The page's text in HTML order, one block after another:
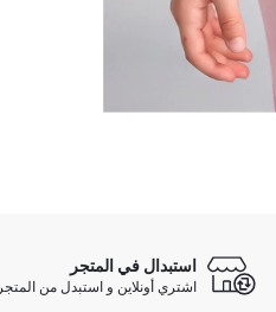
استبدال في المتجر
اشتري أونلاين و استبدل من المتجر